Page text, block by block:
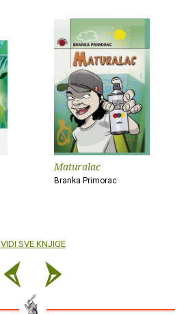
Maturalac
Branka Primorac
VIDI SVE KNJIGE